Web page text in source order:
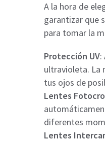
A la hora de
garantizar que
para tomar la
Protección UV:
ultravioleta. La
tus ojos de
Lentes
diferentes
Lentes